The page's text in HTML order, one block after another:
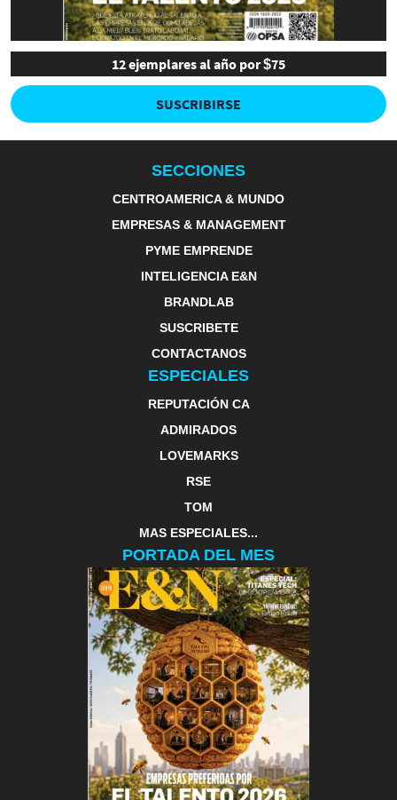
12 ejemplares al año por $75
SUSCRIBIRSE
SECCIONES
CENTROAMERICA & MUNDO
EMPRESAS & MANAGEMENT
PYME EMPRENDE
INTELIGENCIA E&N
BRANDLAB
SUSCRIBETE
CONTACTANOS
ESPECIALES
REPUTACIÓN CA
ADMIRADOS
LOVEMARKS
RSE
TOM
MAS ESPECIALES...
PORTADA DEL MES